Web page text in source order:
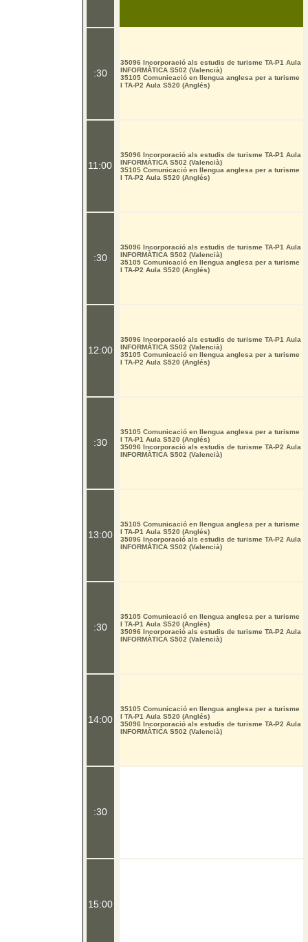
:30
11:00
:30
12:00
:30
13:00
:30
14:00
:30
15:00
35096 Incorporació als estudis de turisme TA-P1 Aula
INFORMÀTICA S502 (Valencià)
35105 Comunicació en llengua anglesa per a turisme
I TA-P2 Aula S520 (Anglés)
35096 Incorporació als estudis de turisme TA-P1 Aula
INFORMÀTICA S502 (Valencià)
35105 Comunicació en llengua anglesa per a turisme
I TA-P2 Aula S520 (Anglés)
35096 Incorporació als estudis de turisme TA-P1 Aula
INFORMÀTICA S502 (Valencià)
35105 Comunicació en llengua anglesa per a turisme
I TA-P2 Aula S520 (Anglés)
35096 Incorporació als estudis de turisme TA-P1 Aula
INFORMÀTICA S502 (Valencià)
35105 Comunicació en llengua anglesa per a turisme
I TA-P2 Aula S520 (Anglés)
35105 Comunicació en llengua anglesa per a turisme
I TA-P1 Aula S520 (Anglés)
35096 Incorporació als estudis de turisme TA-P2 Aula
INFORMÀTICA S502 (Valencià)
35105 Comunicació en llengua anglesa per a turisme
I TA-P1 Aula S520 (Anglés)
35096 Incorporació als estudis de turisme TA-P2 Aula
INFORMÀTICA S502 (Valencià)
35105 Comunicació en llengua anglesa per a turisme
I TA-P1 Aula S520 (Anglés)
35096 Incorporació als estudis de turisme TA-P2 Aula
INFORMÀTICA S502 (Valencià)
35105 Comunicació en llengua anglesa per a turisme
I TA-P1 Aula S520 (Anglés)
35096 Incorporació als estudis de turisme TA-P2 Aula
INFORMÀTICA S502 (Valencià)